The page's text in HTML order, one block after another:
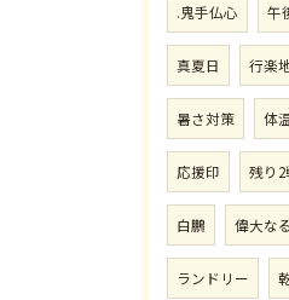
.鬼手仏心 午
真夏日 行楽
暑さ対策 体
応援印 残り2
白鵬 偉大な
ランドリー